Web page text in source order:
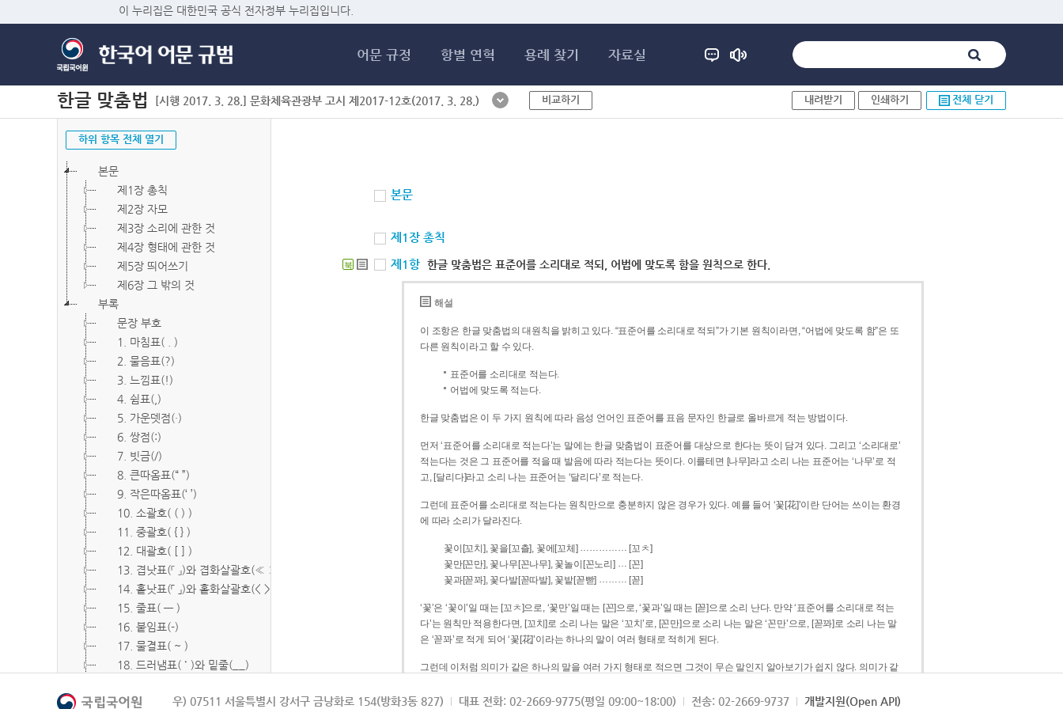
이 누리집은 대한민국 공식 전자정부 누리집입니다.
어문 규정 항별 연혁 용례 찾기 자료실
한글 맞춤법 [시행 2017. 3. 28.] 문화체육관광부 고시 제2017-12호(2017. 3. 28.) 비교하기 내려받기 인쇄하기 전체 닫기
하위 항목 전체 열기
본문
제1장 총칙
제2장 자모
제3장 소리에 관한 것
제4장 형태에 관한 것
제5장 띄어쓰기
제6장 그 밖의 것
부록
문장 부호
1. 마침표( . )
2. 물음표(?)
3. 느낌표(!)
4. 쉼표(,)
5. 가운뎃점(·)
6. 쌍점(:)
7. 빗금(/)
8. 큰따옴표(“ ”)
9. 작은따옴표(‘ ’)
10. 소괄호( ( ) )
11. 중괄호( { } )
12. 대괄호( [ ] )
13. 겹낫표(『 』)와 겹화살괄호(≪ ≫)
14. 홑낫표(「 」)와 홑화살괄호(< >)
15. 줄표( ― )
16. 붙임표(-)
17. 물결표( ~ )
18. 드러냄표( ˙ )와 밑줄(__)
20. 빠짐표( □ )
본문
제1장 총칙
북 제1항 한글 맞춤법은 표준어를 소리대로 적되, 어법에 맞도록 함을 원칙으로 한다.
해설
이 조항은 한글 맞춤법의 대원칙을 밝히고 있다. “표준어를 소리대로 적되”가 기본 원칙이라면, “어법에 맞도록 함”은 또
다른 원칙이라고 할 수 있다.
표준어를 소리대로 적는다.
어법에 맞도록 적는다.
한글 맞춤법은 이 두 가지 원칙에 따라 음성 언어인 표준어를 표음 문자인 한글로 올바르게 적는 방법이다.
먼저 ‘표준어를 소리대로 적는다’는 말에는 한글 맞춤법이 표준어를 대상으로 한다는 뜻이 담겨 있다. 그리고 ‘소리대로’
적는다는 것은 그 표준어를 적을 때 발음에 따라 적는다는 뜻이다. 이를테면 [나무]라고 소리 나는 표준어는 ‘나무’로 적
고, [달리다]라고 소리 나는 표준어는 ‘달리다’로 적는다.
그런데 표준어를 소리대로 적는다는 원칙만으로 충분하지 않은 경우가 있다. 예를 들어 ‘꽃[花]’이란 단어는 쓰이는 환경
에 따라 소리가 달라진다.
꽃이[꼬치], 꽃을[꼬츨], 꽃에[꼬체] …………… [꼬ㅊ]
꽃만[꼰만], 꽃나무[꼰나무], 꽃놀이[꼰노리] … [꼰]
꽃과[꼳꽈], 꽃다발[꼳따발], 꽃밭[꼳빧] ……… [꼳]
‘꽃’은 ‘꽃이’일 때는 [꼬ㅊ]으로, ‘꽃만’일 때는 [꼰]으로, ‘꽃과’일 때는 [꼳]으로 소리 난다. 만약 ‘표준어를 소리대로 적는
다’는 원칙만 적용한다면, [꼬치]로 소리 나는 말은 ‘꼬치’로, [꼰만]으로 소리 나는 말은 ‘꼰만’으로, [꼳꽈]로 소리 나는 말
은 ‘꼳꽈’로 적게 되어 ‘꽃[花]’이라는 하나의 말이 여러 형태로 적히게 된다.
그런데 이처럼 의미가 같은 하나의 말을 여러 가지 형태로 적으면 그것이 무슨 말인지 알아보기가 쉽지 않다. 의미가 같
되게 적는 것이 의미를 파악하는 데 효과적이다.
우) 07511 서울특별시 강서구 금낭화로 154(방화3동 827) 대표 전화: 02-2669-9775(평일 09:00~18:00) 전송: 02-2669-9737 개발지원(Open API)